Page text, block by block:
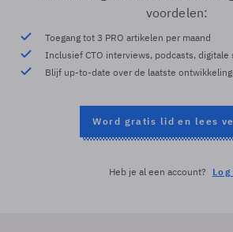
voordelen:
Toegang tot 3 PRO artikelen per maand
Inclusief CTO interviews, podcasts, digitale
Blijf up-to-date over de laatste
Word gratis lid en lees
Heb je al een account?